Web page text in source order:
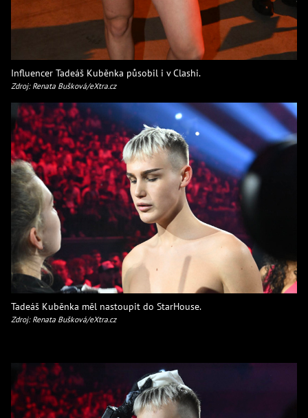
Influencer Tadeáš Kuběnka působil i v Clashi.
Zdroj: Renata Bušková/eXtra.cz
Tadeáš Kuběnka měl nastoupit do StarHouse.
Zdroj: Renata Bušková/eXtra.cz